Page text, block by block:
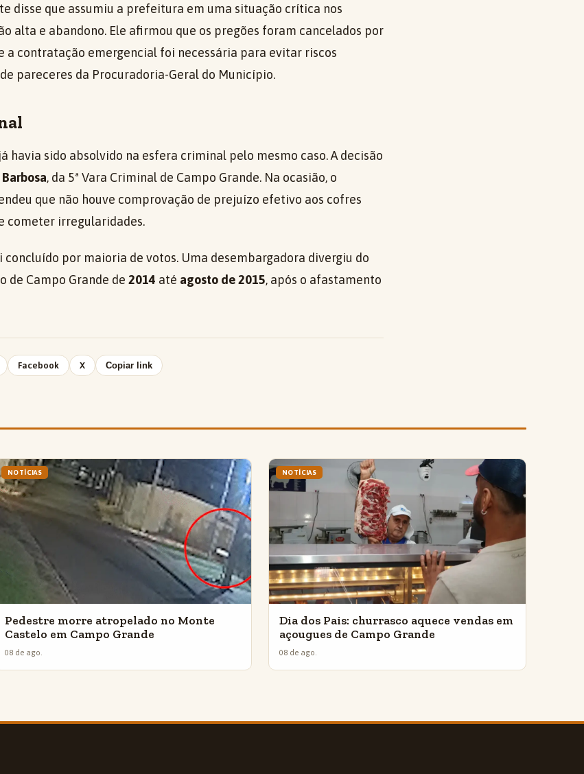
disse que assumiu a prefeitura em uma situação crítica nos
alta e abandono. Ele afirmou que os pregões foram cancelados por
a contratação emergencial foi necessária para evitar riscos
pareceres da Procuradoria-Geral do Município.
havia sido absolvido na esfera criminal pelo mesmo caso. A decisão
, da 5ª Vara Criminal de Campo Grande. Na ocasião, o
que não houve comprovação de prejuízo efetivo aos cofres
cometer irregularidades.
concluído por maioria de votos. Uma desembargadora divergiu do
Campo Grande de 2014 até agosto de 2015, após o afastamento
Facebook X Copiar link
NOTÍCIAS
Pedestre morre atropelado no Monte
Castelo em Campo Grande
08 de ago.
NOTÍCIAS
Dia dos Pais: churrasco aquece vendas em
açougues de Campo Grande
08 de ago.